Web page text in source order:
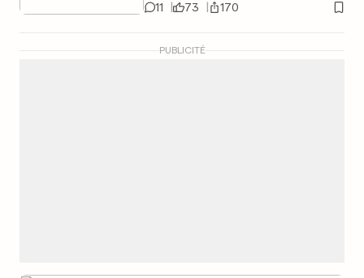
11 73 170
PUBLICITÉ